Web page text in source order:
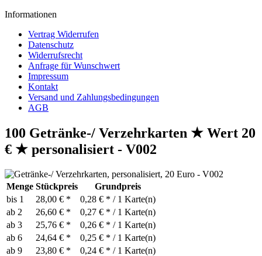
Informationen
Vertrag Widerrufen
Datenschutz
Widerrufsrecht
Anfrage für Wunschwert
Impressum
Kontakt
Versand und Zahlungsbedingungen
AGB
100 Getränke-/ Verzehrkarten ★ Wert 20
€ ★ personalisiert - V002
Menge Stückpreis
Grundpreis
bis 1 28,00 € *
0,28 € * / 1 Karte(n)
ab 2 26,60 € *
0,27 € * / 1 Karte(n)
ab 3 25,76 € *
0,26 € * / 1 Karte(n)
ab 6 24,64 € *
0,25 € * / 1 Karte(n)
ab 9 23,80 € *
0,24 € * / 1 Karte(n)